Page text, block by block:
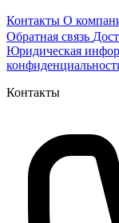
Контакты О
Обратная связь
Юридическая
Контакты